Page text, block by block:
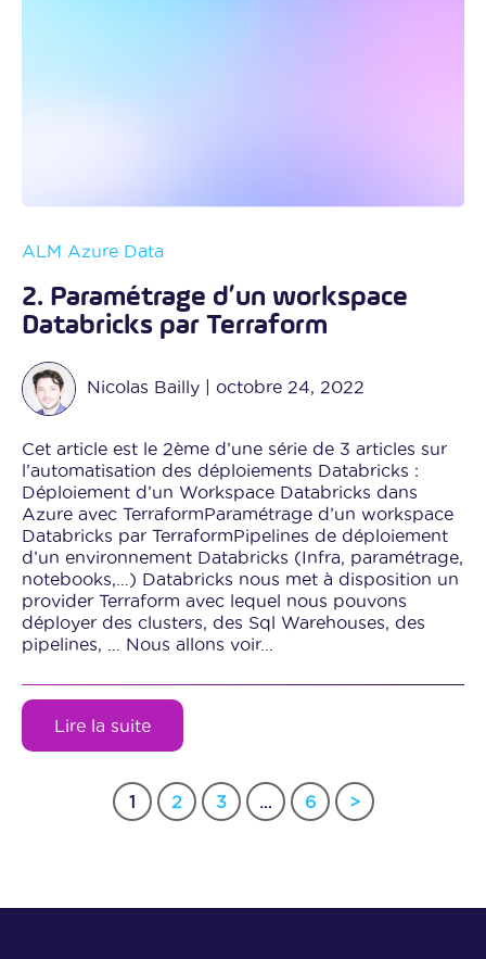
ALM Azure Data
2. Paramétrage d’un workspace
Databricks par Terraform
Nicolas Bailly octobre 24, 2022
Cet article est le 2ème d’une série de 3 articles sur
l’automatisation des déploiements Databricks :
Déploiement d’un Workspace Databricks dans
Azure avec TerraformParamétrage d’un workspace
Databricks par TerraformPipelines de déploiement
d’un environnement Databricks (Infra, paramétrage,
notebooks,…) Databricks nous met à disposition un
provider Terraform avec lequel nous pouvons
déployer des clusters, des Sql Warehouses, des
pipelines, … Nous allons voir...
Lire la suite
Pagination
1 2 3 … 6 >